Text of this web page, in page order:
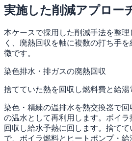
実施した削減アプロー
本ケースで採用した削減手法を整
く、廃熱回収を軸に複数の打ち手
徴です。
染色排水・排ガスの廃熱回収
捨てていた熱を回収し燃料費と給湯
染色・精練の温排水を熱交換器で
の温水として再利用します。ボイ
回収し給水予熱に回します。捨て
で、ボイラ燃料とヒートポンプ・給